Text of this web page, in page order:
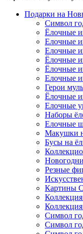
Подарки на
Символ
Ёлочные
Елочные
Елочные
Ёлочные
Ёлочные
Елочные
Герои
Ёлочные
Елочные
Наборы
Елочные
Макушки
Бусы на
Резные
Картины
Символ
Символ